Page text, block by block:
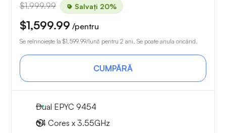
$1,999.99 Salvați 20%
$1,599.99 /pentru
Se reînnoiește la $1,599.99/lună pentru 2 ani. Se poate anula oricând.
CUMPĂRĂ
Dual EPYC 9454
64 Cores x 3.55GHz